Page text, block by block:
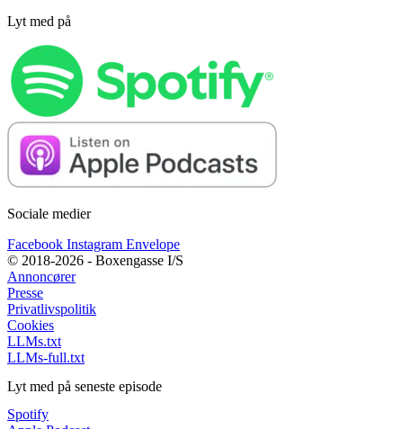
Lyt med på
Sociale medier
Facebook Instagram Envelope
© 2018-2026 - Boxengasse I/S
Annoncører
Presse
Privatlivspolitik
Cookies
LLMs.txt
LLMs-full.txt
Lyt med på seneste episode
Spotify